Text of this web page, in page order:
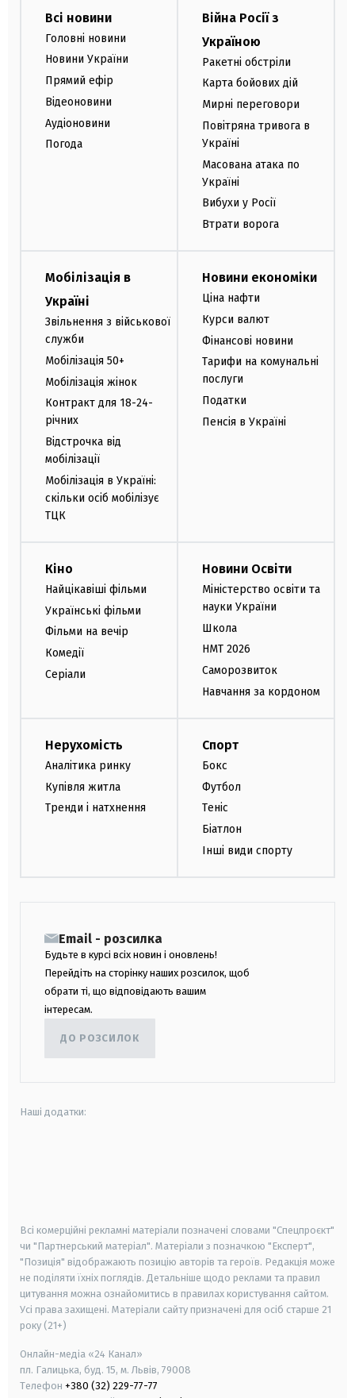
Всі новини
Головні новини
Новини України
Прямий ефір
Відеоновини
Аудіоновини
Погода
Війна Росії з
Україною
Ракетні обстріли
Карта бойових дій
Мирні переговори
Повітряна тривога в
Україні
Масована атака по
Україні
Вибухи у Росії
Втрати ворога
Мобілізація в
Україні
Звільнення з військової
служби
Мобілізація 50+
Мобілізація жінок
Контракт для 18-24-
річних
Відстрочка від
мобілізації
Мобілізація в Україні:
скільки осіб мобілізує
ТЦК
Новини економіки
Ціна нафти
Курси валют
Фінансові новини
Тарифи на комунальні
послуги
Податки
Пенсія в Україні
Кіно
Найцікавіші фільми
Українські фільми
Фільми на вечір
Комедії
Серіали
Новини Освіти
Міністерство освіти та
науки України
Школа
НМТ 2026
Саморозвиток
Навчання за кордоном
Нерухомість
Аналітика ринку
Купівля житла
Тренди і натхнення
Спорт
Бокс
Футбол
Теніс
Біатлон
Інші види спорту
Email - розсилка
Будьте в курсі всіх новин і оновлень!
Перейдіть на сторінку наших розсилок, щоб
обрати ті, що відповідають вашим
інтересам.
ДО РОЗСИЛОК
Наші додатки:
Всі комерційні рекламні матеріали позначені словами "Спецпроєкт"
чи "Партнерський матеріал". Матеріали з позначкою "Експерт",
"Позиція" відображають позицію авторів та героїв. Редакція може
не поділяти їхніх поглядів. Детальніше щодо реклами та правил
цитування можна ознайомитись в правилах користування сайтом.
Усі права захищені. Матеріали сайту призначені для осіб старше 21
року (21+)
Онлайн-медіа «24 Канал»
пл. Галицька, буд. 15, м. Львів, 79008
Телефон +380 (32) 229-77-77